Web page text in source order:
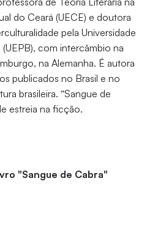
do Ceará (UECE) e doutora
pela Universidade
(UEPB), com intercâmbio na
na Alemanha. É autora
publicados no Brasil e no
brasileira. “Sangue de
estreia na ficção.
"Sangue de Cabra"